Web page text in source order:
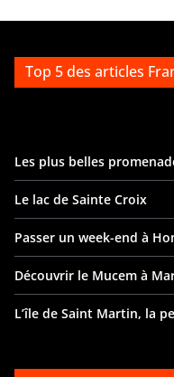
Top 5 des articles
Les plus belles
Le lac de Sainte Croix
Passer un week-end à
Découvrir le Mucem à
L’île de Saint Martin, la